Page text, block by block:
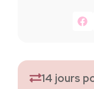
14 jours